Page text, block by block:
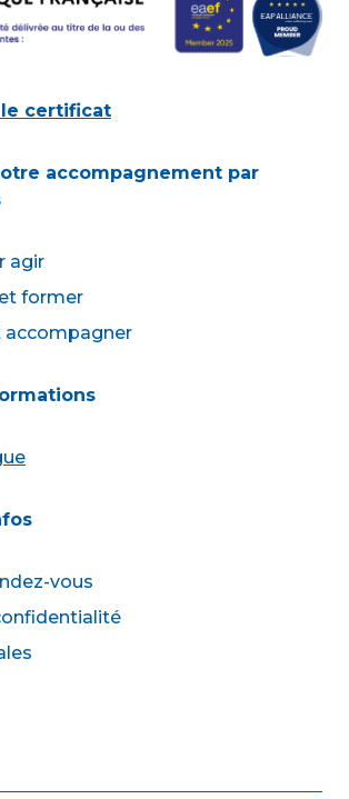
certificat
accompagnement par
agir
former
accompagner
vous